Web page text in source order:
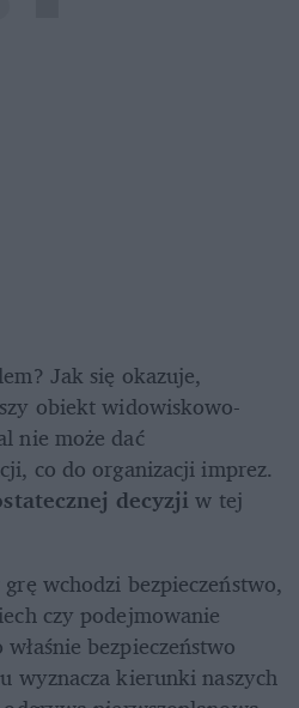
Jak się okazuje,
obiekt widowiskowo-
nie może dać
co do organizacji imprez.
decyzji w tej
wchodzi bezpieczeństwo,
czy podejmowanie
bezpieczeństwo
wyznacza kierunki naszych